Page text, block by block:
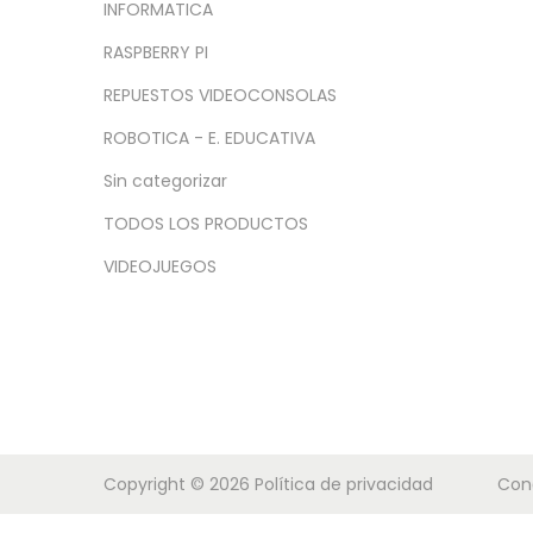
ó
n
INFORMATICA
RASPBERRY PI
REPUESTOS VIDEOCONSOLAS
ROBOTICA - E. EDUCATIVA
Sin categorizar
TODOS LOS PRODUCTOS
VIDEOJUEGOS
Copyright © 2026 Política de privacidad